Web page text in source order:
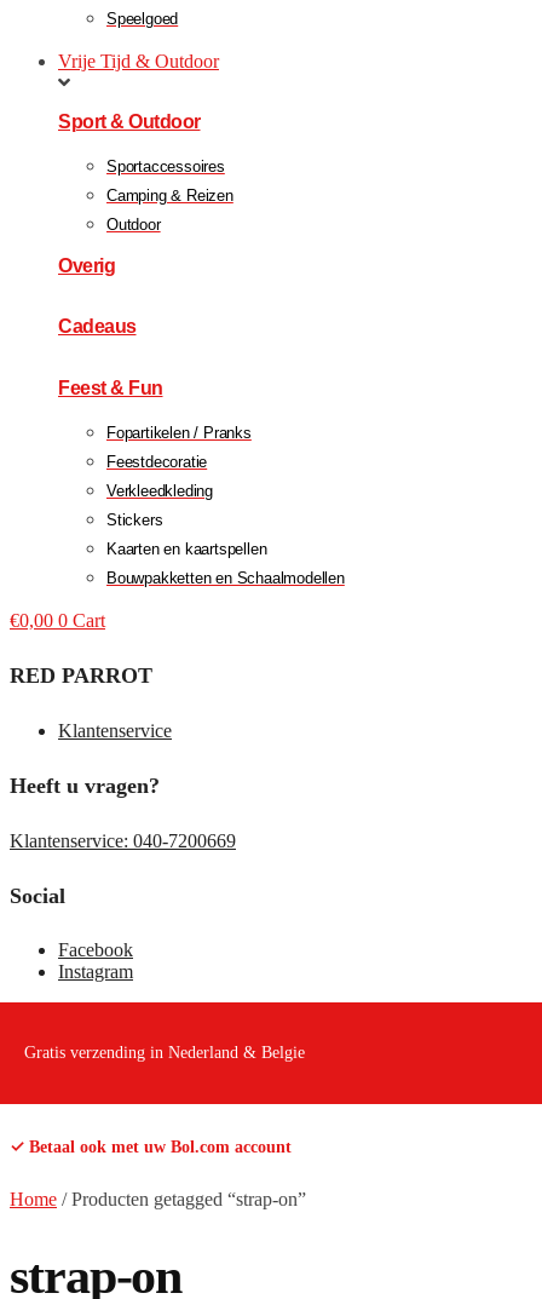
Speelgoed
Vrije Tijd & Outdoor
Sport & Outdoor
Sportaccessoires
Camping & Reizen
Outdoor
Overig
Cadeaus
Feest & Fun
Fopartikelen / Pranks
Feestdecoratie
Verkleedkleding
Stickers
Kaarten en kaartspellen
Bouwpakketten en Schaalmodellen
€0,00 0 Cart
RED PARROT
Klantenservice
Heeft u vragen?
Klantenservice: 040-7200669
Social
Facebook
Instagram
Gratis verzending in Nederland & Belgie
✓ Betaal ook met uw Bol.com account
Home /Producten getagged “strap-on”
strap-on